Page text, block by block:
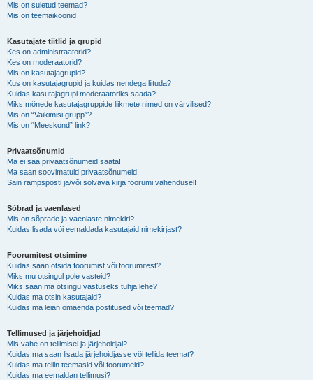
Mis on suletud teemad?
Mis on teemaikoonid
Kasutajate tiitlid ja grupid
Kes on administraatorid?
Kes on moderaatorid?
Mis on kasutajagrupid?
Kus on kasutajagrupid ja kuidas nendega liituda?
Kuidas kasutajagrupi moderaatoriks saada?
Miks mõnede kasutajagruppide liikmete nimed on värvilised?
Mis on “Vaikimisi grupp”?
Mis on “Meeskond” link?
Privaatsõnumid
Ma ei saa privaatsõnumeid saata!
Ma saan soovimatuid privaatsõnumeid!
Sain rämpsposti ja/või solvava kirja foorumi vahendusel!
Sõbrad ja vaenlased
Mis on sõprade ja vaenlaste nimekiri?
Kuidas lisada või eemaldada kasutajaid nimekirjast?
Foorumitest otsimine
Kuidas saan otsida foorumist või foorumitest?
Miks mu otsingul pole vasteid?
Miks saan ma otsingu vastuseks tühja lehe?
Kuidas ma otsin kasutajaid?
Kuidas ma leian omaenda postitused või teemad?
Tellimused ja järjehoidjad
Mis vahe on tellimisel ja järjehoidjal?
Kuidas ma saan lisada järjehoidjasse või tellida teemat?
Kuidas ma tellin teemasid või foorumeid?
Kuidas ma eemaldan tellimusi?